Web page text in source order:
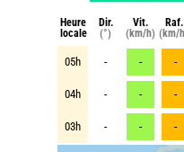
Heure
locale
Dir.
(°)
Vit.
(km/h)
Raf.
(km/
05h - - -
04h - - -
03h - - -